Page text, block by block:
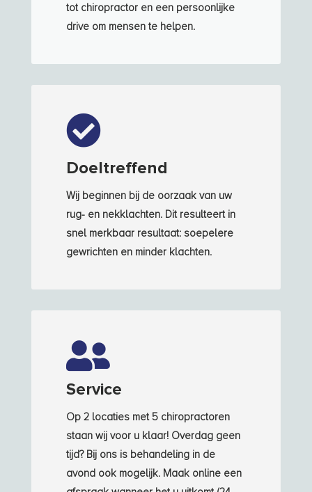
tot chiropractor en een persoonlijke
drive om mensen te helpen.

Doeltreffend
Wij beginnen bij de oorzaak van uw
rug- en nekklachten. Dit resulteert in
snel merkbaar resultaat: soepelere
gewrichten en minder klachten.

Service
Op 2 locaties met 5 chiropractoren
staan wij voor u klaar! Overdag geen
tijd? Bij ons is behandeling in de
avond ook mogelijk. Maak online een